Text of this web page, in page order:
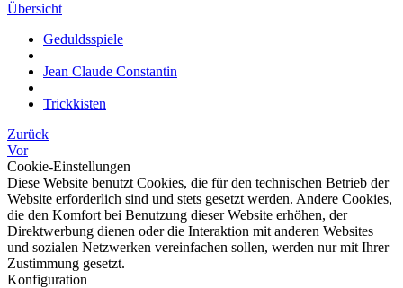
Übersicht
Geduldsspiele
Jean Claude Constantin
Trickkisten
Zurück
Vor
Cookie-Einstellungen
Diese Website benutzt Cookies, die für den technischen Betrieb der
Website erforderlich sind und stets gesetzt werden. Andere Cookies,
die den Komfort bei Benutzung dieser Website erhöhen, der
Direktwerbung dienen oder die Interaktion mit anderen Websites
und sozialen Netzwerken vereinfachen sollen, werden nur mit Ihrer
Zustimmung gesetzt.
Konfiguration